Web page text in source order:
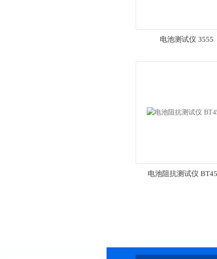
电池测试仪 3555
电池阻抗测试仪